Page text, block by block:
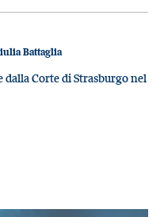
Battaglia
dalla Corte di Strasburgo nel